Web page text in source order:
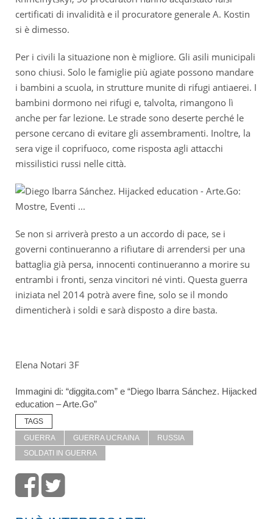
certificati di invalidità e il procuratore generale A. Kostin
si è dimesso.
Per i civili la situazione non è migliore. Gli asili municipali
sono chiusi. Solo le famiglie più agiate possono mandare
i bambini a scuola, in strutture munite di rifugi antiaerei. I
bambini dormono nei rifugi e, talvolta, rimangono lì
anche per far lezione. Le strade sono deserte perché le
persone cercano di evitare gli assembramenti. Inoltre, la
sera vige il coprifuoco, come risposta agli attacchi
missilistici russi nelle città.
Se non si arriverà presto a un accordo di pace, se i
governi continueranno a rifiutare di arrendersi per una
battaglia già persa, innocenti continueranno a morire su
entrambi i fronti, senza vincitori né vinti. Questa guerra
iniziata nel 2014 potrà avere fine, solo se il mondo
dimenticherà i soldi e sarà disposto a dire basta.
Elena Notari 3F
Immagini di: “diggita.com” e “Diego Ibarra Sánchez. Hijacked
education – Arte.Go”
TAGS
GUERRA
GUERRA UCRAINA
RUSSIA
SOLDATI IN GUERRA